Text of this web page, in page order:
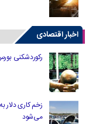
اخبار اقتصادی
رکوردشکنی بورس تهران امروز ۱۲
زخم کاری دلار
می‌شود